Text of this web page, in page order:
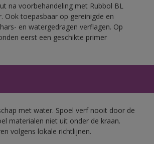
na voorbehandeling met Rubbol BL
Ook toepasbaar op gereinigde en
en watergedragen verflagen. Op
eerst een geschikte primer
met water. Spoel verf nooit door de
materialen niet uit onder de kraan.
volgens lokale richtlijnen.